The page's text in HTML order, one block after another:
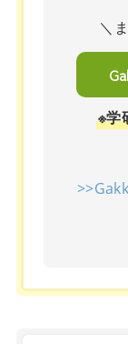
＼
※学